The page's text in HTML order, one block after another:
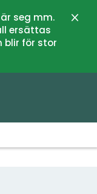
seg mm.
ersättas
blir för stor